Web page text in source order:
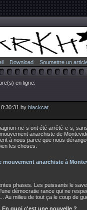
Download Soumettre un
en ligne.
by blackcat
ont été arrêté·e·s,
anarchiste de
à nous parce que nous
les choses.
anarchiste à
phases. Les puissants le
démocratie rance qui ne
Au milieu de tout ça le coup de
quoi c'est une nouvelle ?